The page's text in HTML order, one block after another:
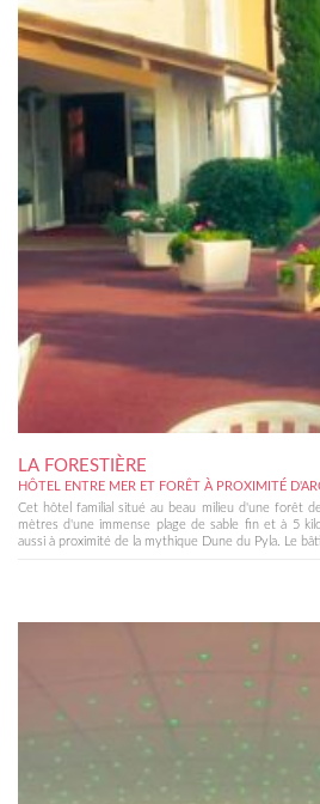
LA FORESTIÈRE
HÔTEL ENTRE MER ET FORÊT À PROXIMITÉ
Cet hôtel familial situé au beau milieu d'une forêt
mètres d'une immense plage de sable fin et à 5
aussi à proximité de la mythique Dune du Pyla. Le